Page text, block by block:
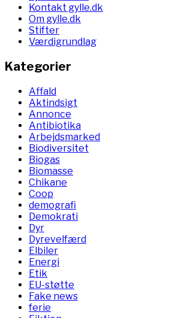
Kontakt gylle.dk
Om gylle.dk
Stifter
Værdigrundlag
Kategorier
Affald
Aktindsigt
Annonce
Antibiotika
Arbejdsmarked
Biodiversitet
Biogas
Biomasse
Chikane
Coop
demografi
Demokrati
Dyr
Dyrevelfærd
Elbiler
Energi
Etik
EU-støtte
Fake news
ferie